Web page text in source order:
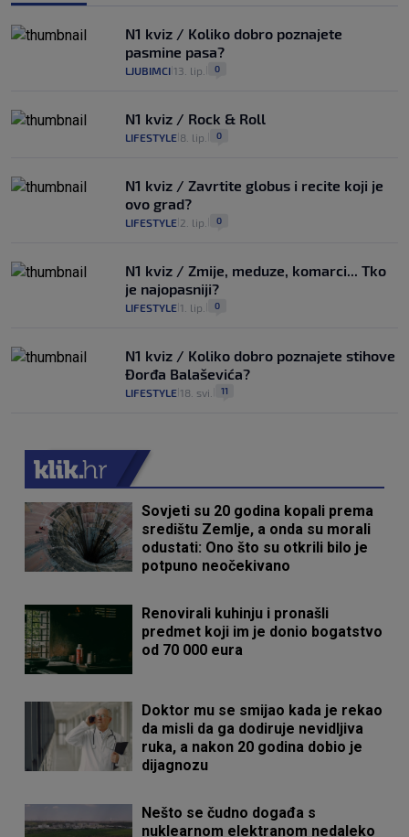
N1 kviz / Koliko dobro poznajete
pasmine pasa?
LJUBIMCI 13. lip. 0
N1 kviz / Rock & Roll
LIFESTYLE 8. lip. 0
N1 kviz / Zavrtite globus i recite koji je
ovo grad?
LIFESTYLE 2. lip. 0
N1 kviz / Zmije, meduze, komarci... Tko
je najopasniji?
LIFESTYLE 1. lip. 0
N1 kviz / Koliko dobro poznajete stihove
Đorđa Balaševića?
LIFESTYLE 18. svi. 11
Sovjeti su 20 godina kopali prema
središtu Zemlje, a onda su morali
odustati: Ono što su otkrili bilo je
potpuno neočekivano
Renovirali kuhinju i pronašli
predmet koji im je donio bogatstvo
od 70 000 eura
Doktor mu se smijao kada je rekao
da misli da ga dodiruje nevidljiva
ruka, a nakon 20 godina dobio je
dijagnozu
Nešto se čudno događa s
nuklearnom elektranom nedaleko